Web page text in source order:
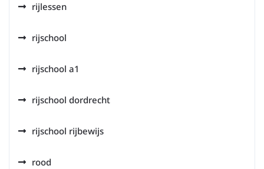
rijlessen
rijschool
rijschool a1
rijschool dordrecht
rijschool rijbewijs
rood